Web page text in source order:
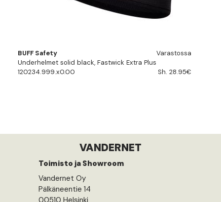
BUFF Safety
Varastossa
Underhelmet solid black, Fastwick Extra Plus
120234.999.x0.00
Sh. 28.95€
VANDERNET
Toimisto ja Showroom
Vandernet Oy
Pälkäneentie 14